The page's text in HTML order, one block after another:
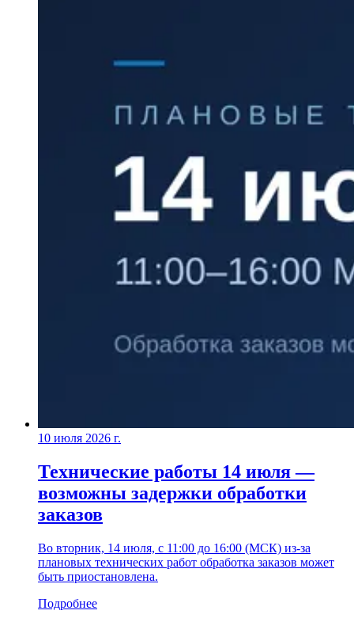
10 июля 2026 г.
Технические работы 14 июля —
возможны задержки обработки
заказов
Во вторник, 14 июля, с 11:00 до 16:00 (МСК) из-за
плановых технических работ обработка заказов может
быть приостановлена.
Подробнее